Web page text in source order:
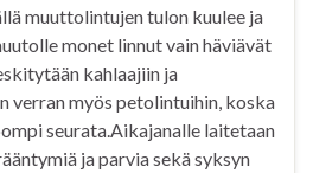
muuttolintujen tulon kuulee ja
monet linnut vain häviävät
kahlaajiin ja
verran myös petolintuihin, koska
seurata.Aikajanalle laitetaan
ja parvia sekä syksyn